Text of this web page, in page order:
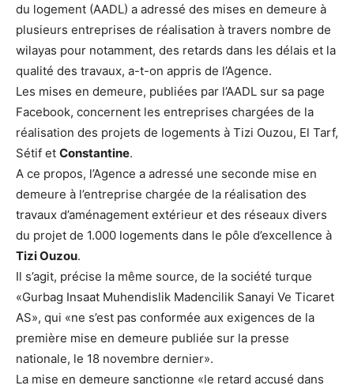
du logement (AADL) a adressé des mises en demeure à
plusieurs entreprises de réalisation à travers nombre de
wilayas pour notamment, des retards dans les délais et la
qualité des travaux, a-t-on appris de l’Agence.
Les mises en demeure, publiées par l’AADL sur sa page
Facebook, concernent les entreprises chargées de la
réalisation des projets de logements à Tizi Ouzou, El Tarf,
Sétif et Constantine.
A ce propos, l’Agence a adressé une seconde mise en
demeure à l’entreprise chargée de la réalisation des
travaux d’aménagement extérieur et des réseaux divers
du projet de 1.000 logements dans le pôle d’excellence à
Tizi Ouzou.
Il s’agit, précise la même source, de la société turque
«Gurbag Insaat Muhendislik Madencilik Sanayi Ve Ticaret
AS», qui «ne s’est pas conformée aux exigences de la
première mise en demeure publiée sur la presse
nationale, le 18 novembre dernier».
La mise en demeure sanctionne «le retard accusé dans